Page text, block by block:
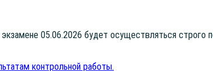
05.06.2026 будет осу­ществ­лять­ся
контрольной работы.